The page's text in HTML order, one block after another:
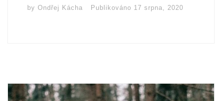
by Ondřej Kácha Publikováno 17 srpna, 2020